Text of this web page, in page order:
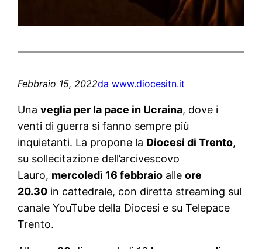
Febbraio 15, 2022da www.diocesitn.it
Unaveglia per la pace in Ucraina, dove i
venti di guerra si fanno sempre più
inquietanti. La propone la Diocesi di Trento,
su sollecitazione dell’arcivescovo
Lauro, mercoledì 16 febbraio alleore
20.30 in cattedrale, con diretta streaming sul
canale YouTube della Diocesi e su Telepace
Trento.